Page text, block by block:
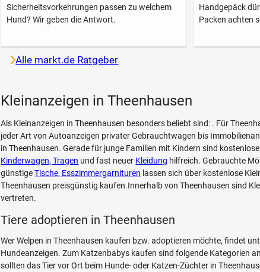
Sicherheitsvorkehrungen passen zu welchem
Hund? Wir geben die Antwort.
Handgepäck
Packen achten
Alle markt.de Ratgeber
Kleinanzeigen in Theenhausen
Als Kleinanzeigen in Theenhausen besonders beliebt sind: . Für
jeder Art von Autoanzeigen privater Gebrauchtwagen bis
in Theenhausen. Gerade für junge Familien mit Kindern sind
Kinderwagen, Tragen und fast neuer Kleidung hilfreich. Gebrauchte
günstigeTische, Esszimmergarnituren lassen sich über kostenlose
Theenhausen preisgünstig kaufen.Innerhalb von Theenhausen sind
vertreten.
Tiere adoptieren in Theenhausen
Wer Welpen in Theenhausen kaufen bzw. adoptieren möchte, findet
Hundeanzeigen. Zum Katzenbabys kaufen sind folgende Kategorien
sollten das Tier vor Ort beim Hunde- oder Katzen-Züchter in